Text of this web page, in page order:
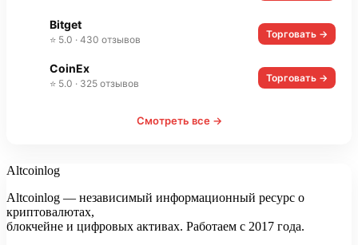
Bitget
⭐ 5.0 · 430 отзывов Торговать →
CoinEx
⭐ 5.0 · 325 отзывов Торговать →
Смотреть все →
Altcoinlog
Altcoinlog — независимый информационный ресурс о
криптовалютах,
блокчейне и цифровых активах. Работаем с 2017 года.